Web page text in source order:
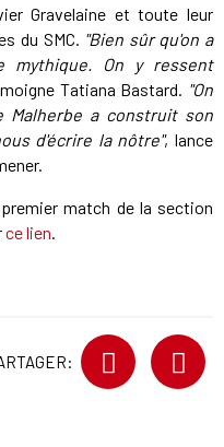
Gravelaine et toute leur
du SMC. "Bien sûr qu'on a
mythique. On y ressent
Tatiana Bastard. "On
Malherbe a construit son
d'écrire la nôtre", lance
match de la section
ce lien.